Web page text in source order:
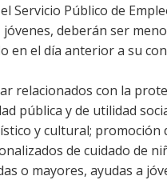
Público de
deberán ser
en el día anterior a su
relacionados con la
y de utilidad
y cultural;
de cuidado de
o mayores, ayudas a